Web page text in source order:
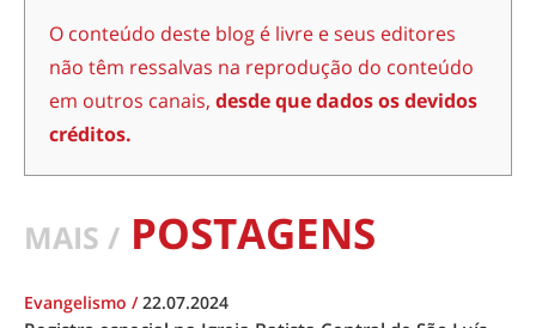
O conteúdo deste blog é livre e seus editores
não têm ressalvas na reprodução do conteúdo
em outros canais, desde que dados os devidos
créditos.
MAIS / POSTAGENS
Evangelismo /22.07.2024